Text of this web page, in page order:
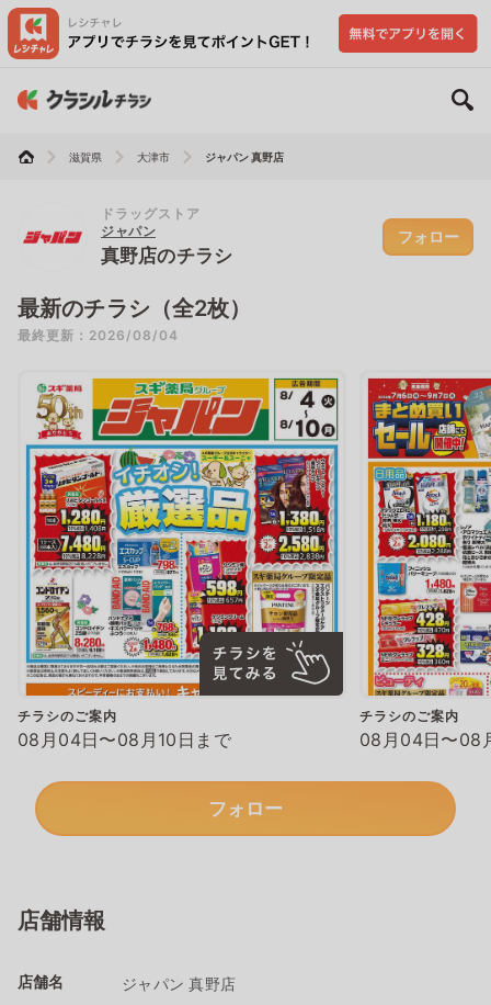
滋賀県 大津市 ジャパン 真野店
ドラッグストア
ジャパン
真野店のチラシ
フォロー
最新のチラシ（全2枚）
最終更新：2026/08/04
チラシのご案内
08月04日〜08月10日まで
チラシのご案内
08月04日〜08
フォロー
店舗情報
店舗名 ジャパン 真野店